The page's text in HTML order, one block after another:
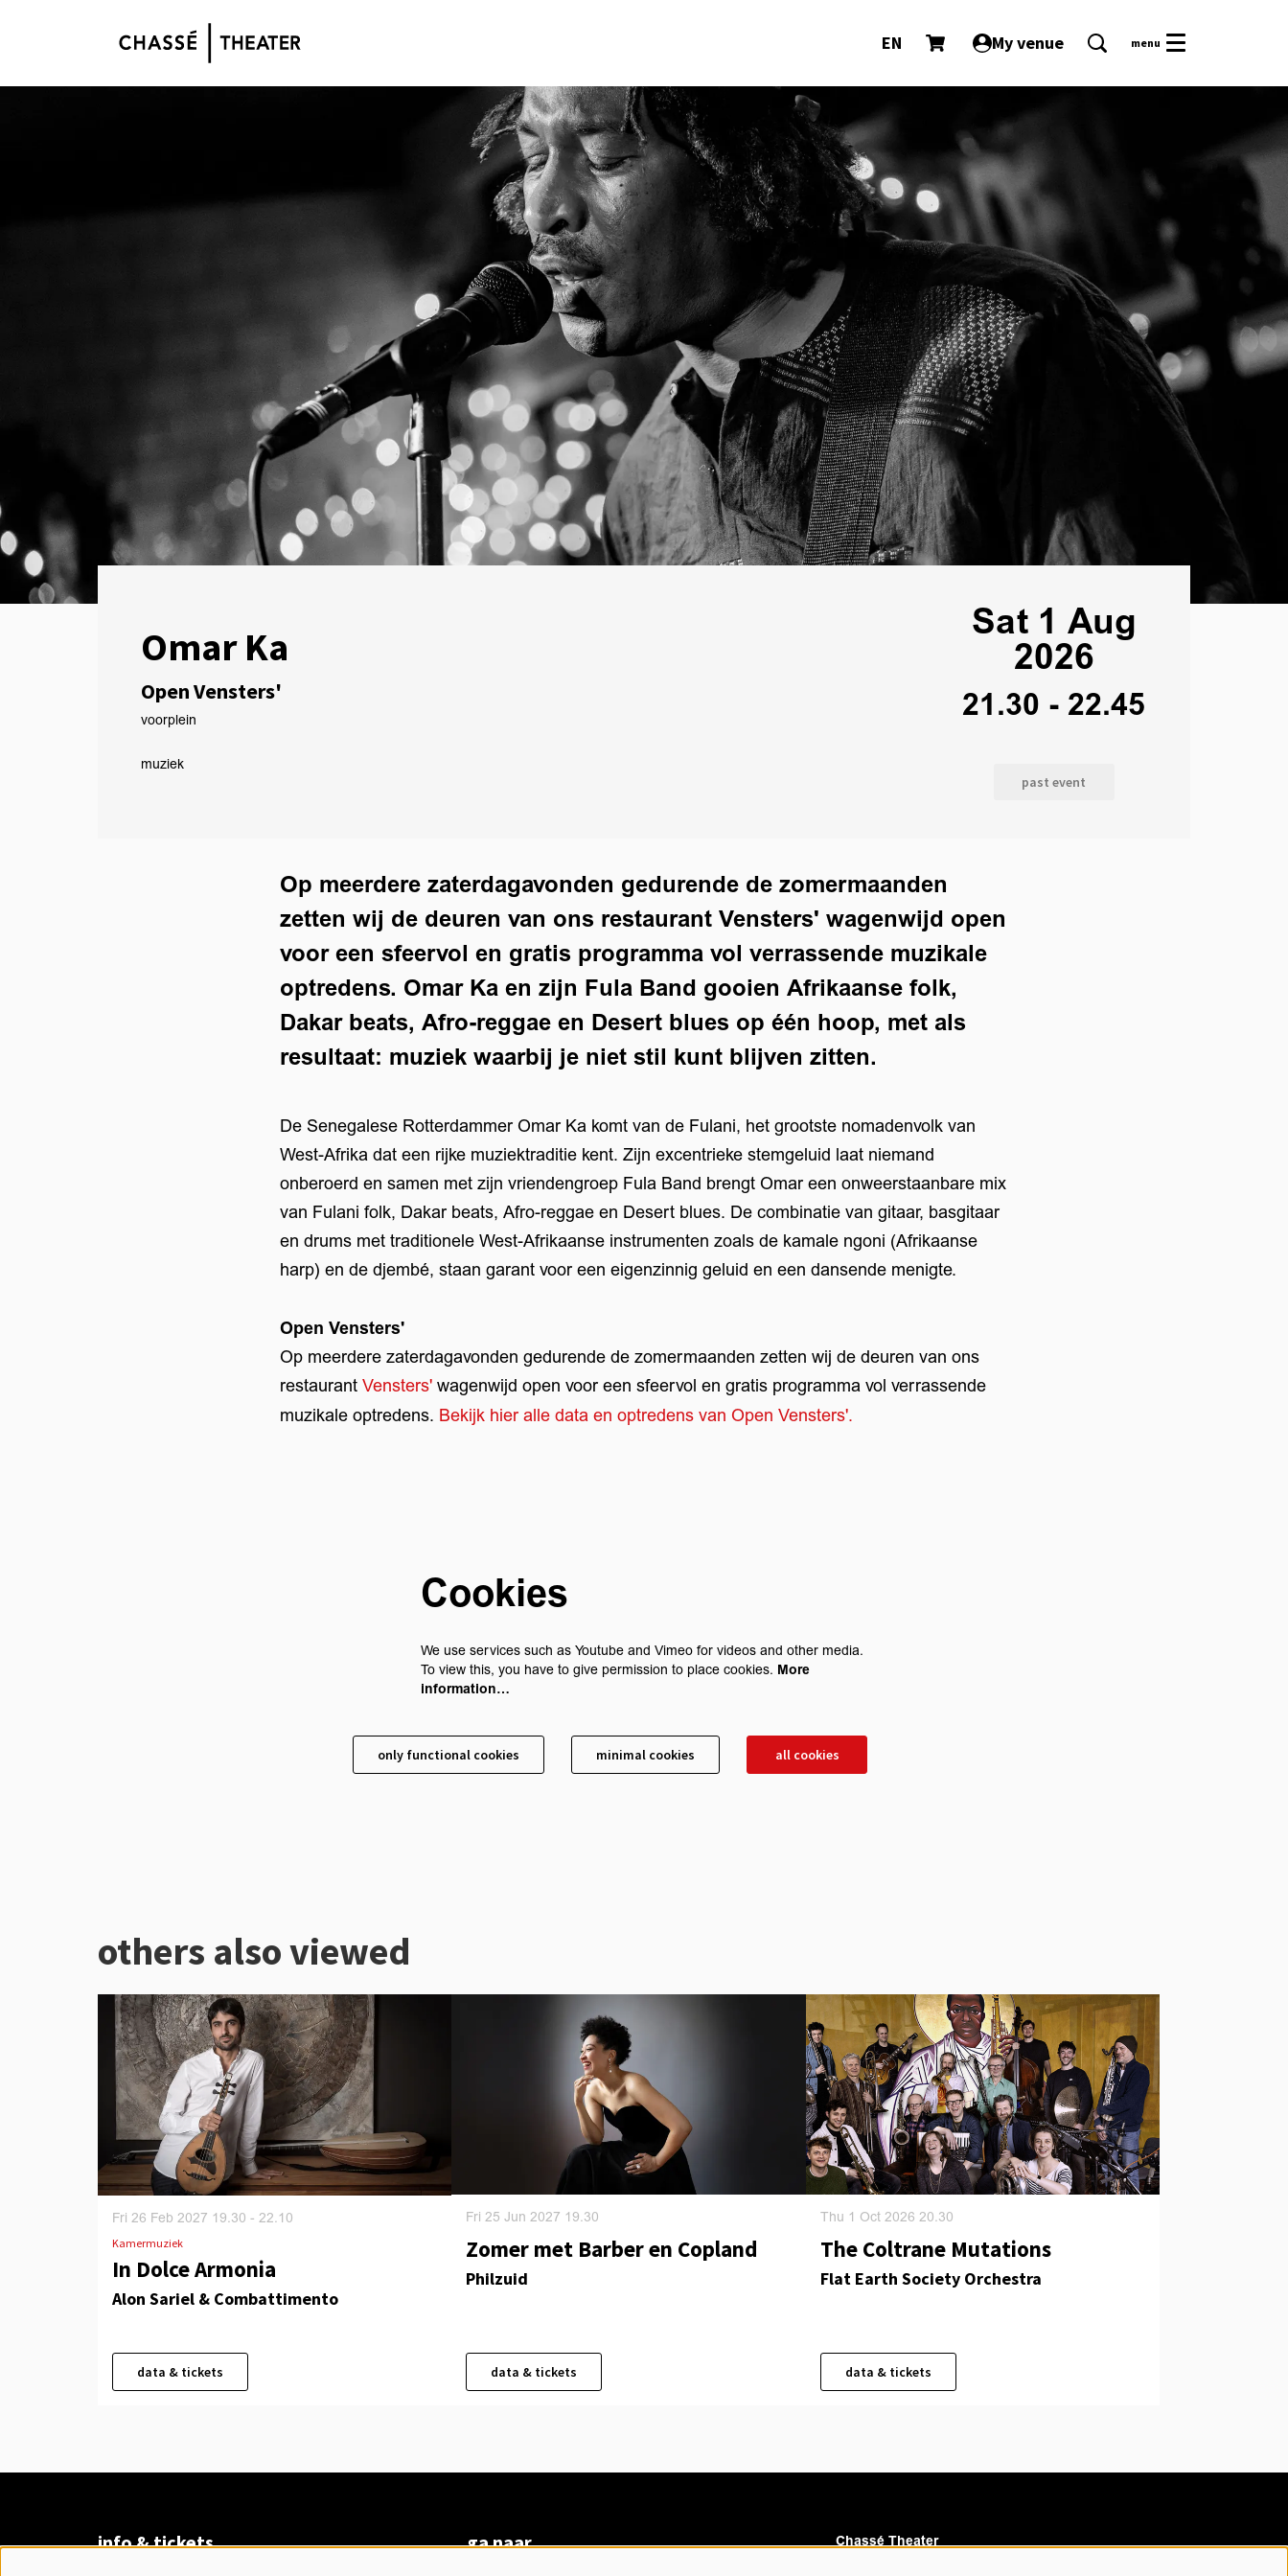
EN My venue menu
Omar Ka
Open Vensters'
voorplein
muziek
Sat 1 Aug
2026
21.30 - 22.45
past event
Op meerdere zaterdagavonden gedurende de zomermaanden
zetten wij de deuren van ons restaurant Vensters' wagenwijd open
voor een sfeervol en gratis programma vol verrassende muzikale
optredens. Omar Ka en zijn Fula Band gooien Afrikaanse folk,
Dakar beats, Afro-reggae en Desert blues op één hoop, met als
resultaat: muziek waarbij je niet stil kunt blijven zitten.
De Senegalese Rotterdammer Omar Ka komt van de Fulani, het grootste nomadenvolk van
West-Afrika dat een rijke muziektraditie kent. Zijn excentrieke stemgeluid laat niemand
onberoerd en samen met zijn vriendengroep Fula Band brengt Omar een onweerstaanbare mix
van Fulani folk, Dakar beats, Afro-reggae en Desert blues. De combinatie van gitaar, basgitaar
en drums met traditionele West-Afrikaanse instrumenten zoals de kamale ngoni (Afrikaanse
harp) en de djembé, staan garant voor een eigenzinnig geluid en een dansende menigte.
Open Vensters'
Op meerdere zaterdagavonden gedurende de zomermaanden zetten wij de deuren van ons
restaurant Vensters' wagenwijd open voor een sfeervol en gratis programma vol verrassende
muzikale optredens. Bekijk hier alle data en optredens van Open Vensters'.
Cookies
We use services such as Youtube and Vimeo for videos and other media.
To view this, you have to give permission to place cookies. More
information…
only functional cookies minimal cookies all cookies
others also viewed
In Dolce Armonia
Alon Sariel & Combattimento
Kamermuziek
Fri 26 Feb 2027 19.30 - 22.10
data & tickets
Zomer met Barber en Copland
Philzuid
Fri 25 Jun 2027 19.30
data & tickets
The Coltrane Mutations
Flat Earth Society Orchestra
Thu 1 Oct 2026 20.30
data & tickets
info & tickets ga naar Chassé Theater